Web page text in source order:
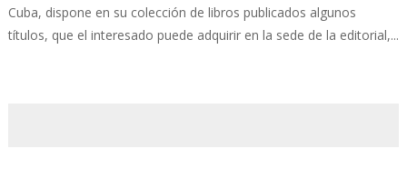
Cuba, dispone en su colección de libros publicados algunos
títulos, que el interesado puede adquirir en la sede de la editorial,...